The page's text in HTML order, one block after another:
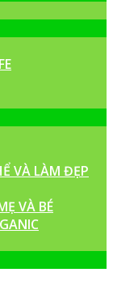
VÀ LÀM ĐẸP
VÀ BÉ